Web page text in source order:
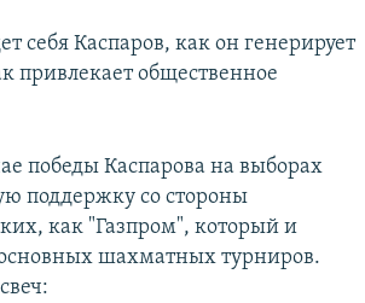
себя Каспаров, как он генерирует
привлекает общественное
победы Каспарова на выборах
поддержку со стороны
как "Газпром", который и
шахматных турниров.